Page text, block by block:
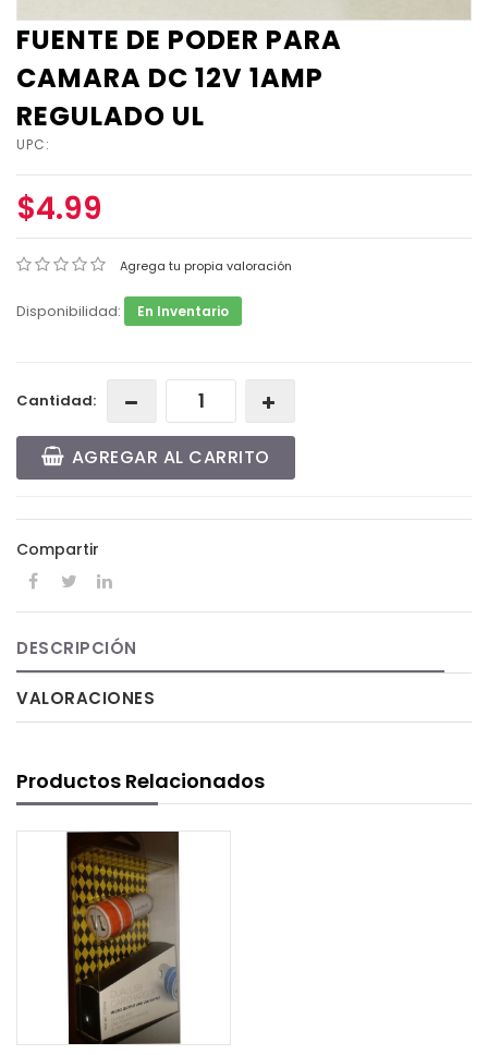
FUENTE DE PODER PARA
CAMARA DC 12V 1AMP
REGULADO UL
UPC:
$4.99
Agrega tu propia valoración
Disponibilidad: En Inventario
Cantidad:
AGREGAR AL CARRITO
Compartir
DESCRIPCIÓN
VALORACIONES
Productos Relacionados